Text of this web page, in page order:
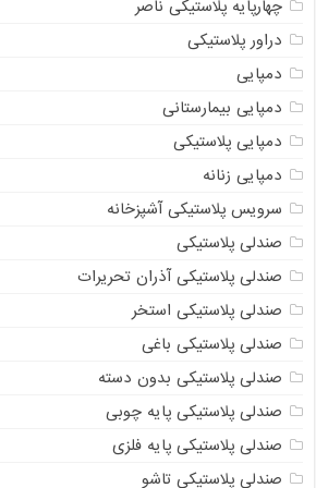
چهارپایه پلاستیکی ناصر
دراور پلاستیکی
دمپایی
دمپایی بیمارستانی
دمپایی پلاستیکی
دمپایی زنانه
سرویس پلاستیکی آشپزخانه
صندلی پلاستیکی
صندلی پلاستیکی آذران تحریرات
صندلی پلاستیکی استخر
صندلی پلاستیکی باغی
صندلی پلاستیکی بدون دسته
صندلی پلاستیکی پایه چوبی
صندلی پلاستیکی پایه فلزی
صندلی پلاستیکی تاشو